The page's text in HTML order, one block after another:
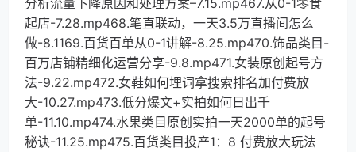
起店-7.28.mp468.笔直联动，一天3.5万直播间怎么
做-8.1169.百货百单从0-1讲解-8.25.mp470.饰品类目-
百万店铺精细化运营分享-9.8.mp471.女装原创起号方
法-9.22.mp472.女鞋如何埋词拿搜索排名加付费放
大-10.27.mp473.低分爆文+实拍如何日出千
单-11.10.mp474.水果类目原创实拍一天2000单的起号
秘诀-11.25.mp475.百货类目投产1：8 付费放大玩法